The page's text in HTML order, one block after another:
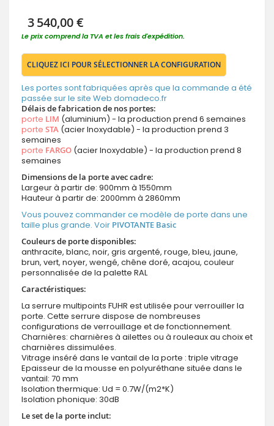
3 540,00 €
Le prix comprend la TVA et les frais d'expédition.
CLIQUEZ ICI POUR SÉLECTIONNER LA CONFIGURATION
Les portes sont fabriquées après que la commande a été
passée sur le site Web domadeco.fr
Délais de fabrication de nos portes:
porte LIM (aluminium) - la production prend 6 semaines
porte STA (acier Inoxydable) - la production prend 3
semaines
porte FARGO (acier Inoxydable) - la production prend 8
semaines
Dimensions de la porte avec cadre:
Largeur à partir de: 900mm à 1550mm
Hauteur à partir de: 2000mm à 2860mm
Vous pouvez commander ce modèle de porte dans une
taille plus grande. Voir PIVOTANTE Basic
Couleurs de porte disponibles:
anthracite, blanc, noir, gris argenté, rouge, bleu, jaune,
brun, vert, noyer, wengé, chêne doré, acajou, couleur
personnalisée de la palette RAL
Caractéristiques:
La serrure multipoints FUHR est utilisée pour verrouiller la
porte. Cette serrure dispose de nombreuses
configurations de verrouillage et de fonctionnement.
Charnières: charnières à ailettes ou à rouleaux au choix et
charnières dissimulées.
Vitrage inséré dans le vantail de la porte : triple vitrage
Epaisseur de la mousse en polyuréthane située dans le
vantail: 70 mm
Isolation thermique: Ud = 0.7W/(m2*K)
Isolation phonique: 30dB
Le set de la porte inclut: